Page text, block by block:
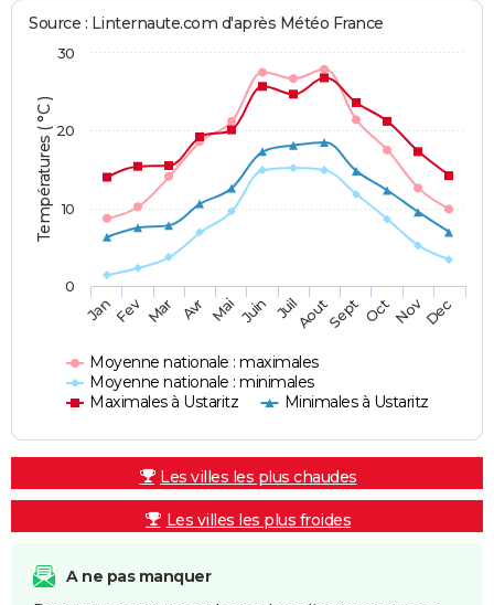
Températures ( °C )
Source : Linternaute.com d'après Météo France
Moyenne nationale : maximales
Moyenne nationale : minimales
Maximales à Ustaritz
Minimales à Ustaritz
JanFev Mar Avr Mai Juin JuilAoutSept OctNovDec
0
10
20
30
Les villes les plus chaudes
Les villes les plus froides
A ne pas manquer